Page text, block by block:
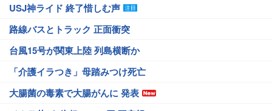
USJ神ライド 終了惜しむ声
路線バスとトラック 正面衝突
台風15号が関東上陸 列島横断か
「介護イラつき」母踏みつけ死亡
大腸菌の毒素で大腸がんに 発表